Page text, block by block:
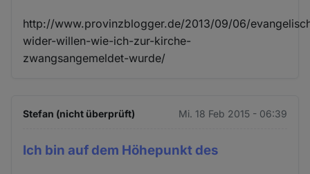
http://www.provinzblogger.de/2013/09/06/
wider-willen-wie-ich-zur-kirche-
zwangsangemeldet-wurde/
Stefan (nicht überprüft) Mi. 18 Feb 2015 - 06:39
Ich bin auf dem Höhepunkt des